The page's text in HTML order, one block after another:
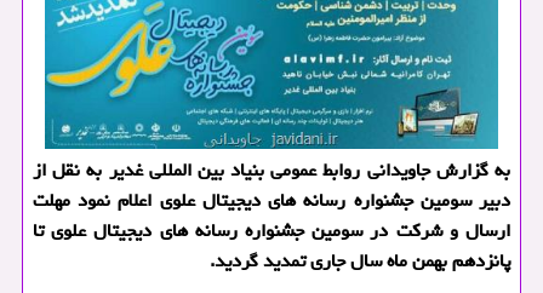
به گزارش جاویدانی روابط عمومی بنیاد بین المللی غدیر به نقل از
دبیر سومین جشنواره رسانه های دیجیتال علوی اعلام نمود مهلت
ارسال و شركت در سومین جشنواره رسانه های دیجیتال علوی تا
پانزدهم بهمن ماه سال جاری تمدید گردید.